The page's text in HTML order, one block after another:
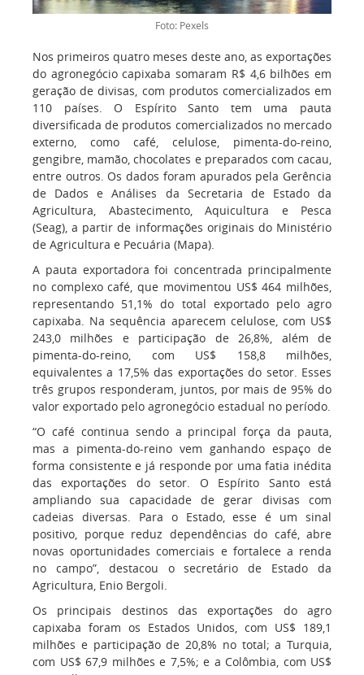
Foto: Pexels
Nos primeiros quatro meses deste ano, as exportações
do agronegócio capixaba somaram R$ 4,6 bilhões em
geração de divisas, com produtos comercializados em
110 países. O Espírito Santo tem uma pauta
diversificada de produtos comercializados no mercado
externo, como café, celulose, pimenta-do-reino,
gengibre, mamão, chocolates e preparados com cacau,
entre outros. Os dados foram apurados pela Gerência
de Dados e Análises da Secretaria de Estado da
Agricultura, Abastecimento, Aquicultura e Pesca
(Seag), a partir de informações originais do Ministério
de Agricultura e Pecuária (Mapa).
A pauta exportadora foi concentrada principalmente
no complexo café, que movimentou US$ 464 milhões,
representando 51,1% do total exportado pelo agro
capixaba. Na sequência aparecem celulose, com US$
243,0 milhões e participação de 26,8%, além de
pimenta-do-reino, com US$ 158,8 milhões,
equivalentes a 17,5% das exportações do setor. Esses
três grupos responderam, juntos, por mais de 95% do
valor exportado pelo agronegócio estadual no período.
“O café continua sendo a principal força da pauta,
mas a pimenta-do-reino vem ganhando espaço de
forma consistente e já responde por uma fatia inédita
das exportações do setor. O Espírito Santo está
ampliando sua capacidade de gerar divisas com
cadeias diversas. Para o Estado, esse é um sinal
positivo, porque reduz dependências do café, abre
novas oportunidades comerciais e fortalece a renda
no campo”, destacou o secretário de Estado da
Agricultura, Enio Bergoli.
Os principais destinos das exportações do agro
capixaba foram os Estados Unidos, com US$ 189,1
milhões e participação de 20,8% no total; a Turquia,
com US$ 67,9 milhões e 7,5%; e a Colômbia, com US$